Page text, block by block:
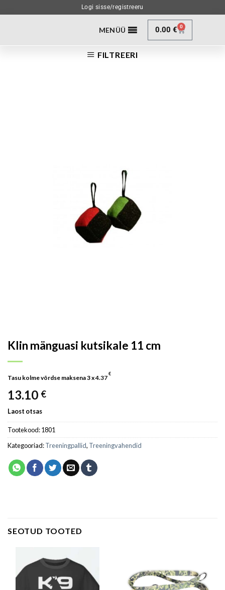
Logi sisse/registreeru
MENÜÜ 0.00€ 0
FILTREERI
Klin mänguasi kutsikale 11 cm
Tasu kolme võrdse maksena 3 x4.37
€
13.10 €
Laost otsas
Tootekood:1801
Kategooriad:Treeningpallid, Treeningvahendid
SEOTUD TOOTED